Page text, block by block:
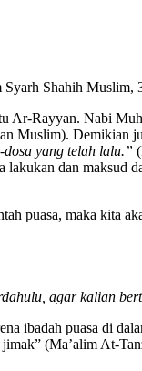
Syarh Shahih Muslim,
Ar-Rayyan. Nabi
Muslim). Demikian
yang telah lalu.”
dan maksud
puasa, maka kita
agar kalian
ibadah puasa di
(Ma’alim At-